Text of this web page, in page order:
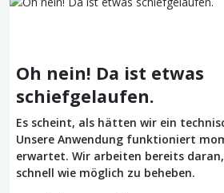
Oh nein! Da ist etwas
schiefgelaufen.
Es scheint, als hätten wir ein
Unsere Anwendung funktioniert
erwartet. Wir arbeiten bereits
schnell wie möglich zu beheben.